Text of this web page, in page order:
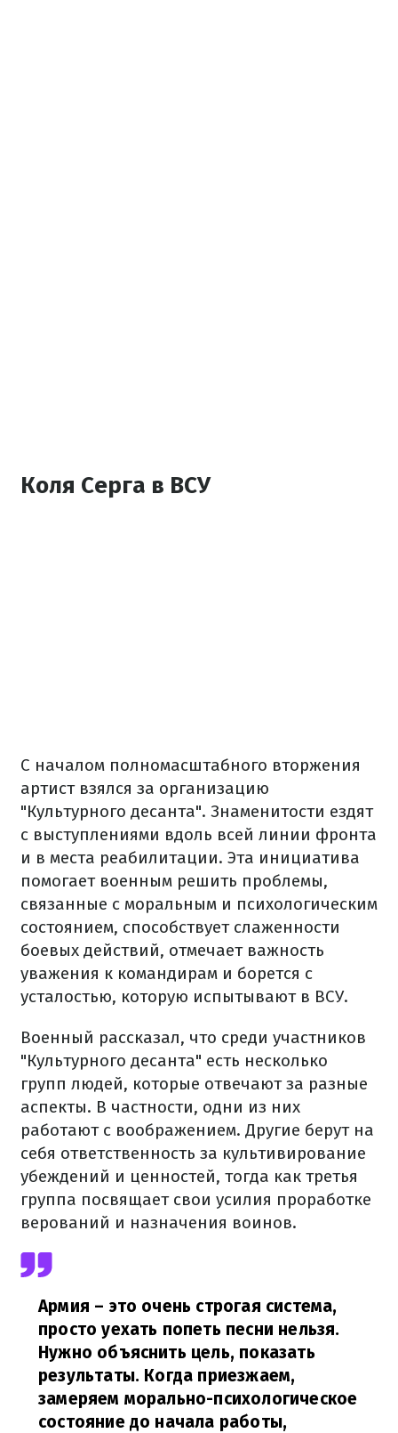
Коля Серга в ВСУ
С началом полномасштабного вторжения
артист взялся за организацию
"Культурного десанта". Знаменитости ездят
с выступлениями вдоль всей линии фронта
и в места реабилитации. Эта инициатива
помогает военным решить проблемы,
связанные с моральным и психологическим
состоянием, способствует слаженности
боевых действий, отмечает важность
уважения к командирам и борется с
усталостью, которую испытывают в ВСУ.
Военный рассказал, что среди участников
"Культурного десанта" есть несколько
групп людей, которые отвечают за разные
аспекты. В частности, одни из них
работают с воображением. Другие берут на
себя ответственность за культивирование
убеждений и ценностей, тогда как третья
группа посвящает свои усилия проработке
верований и назначения воинов.
Армия – это очень строгая система,
просто уехать попеть песни нельзя.
Нужно объяснить цель, показать
результаты. Когда приезжаем,
замеряем морально-психологическое
состояние до начала работы,